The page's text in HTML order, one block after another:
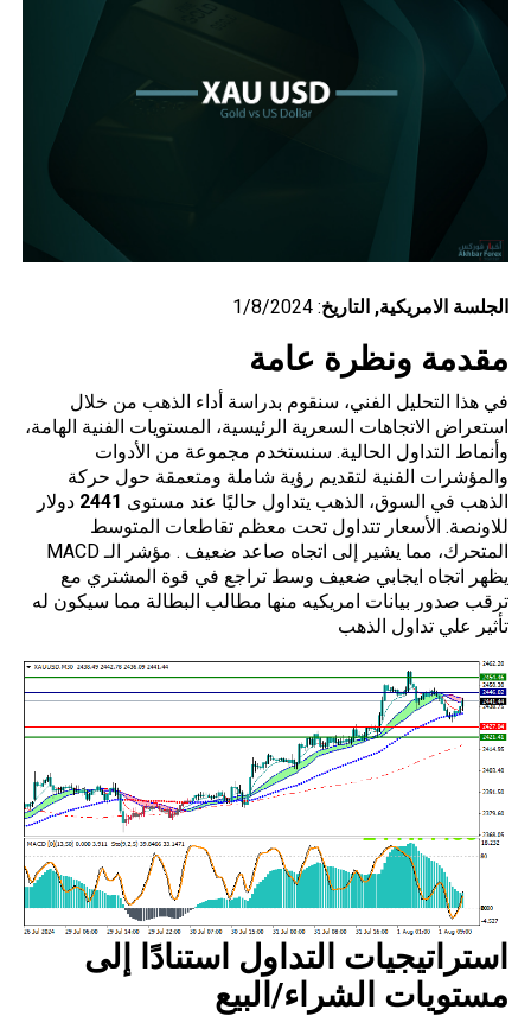
الجلسةالامريكية, التاريخ: 1/8/2024
مقدمة ونظرة عامة
في هذا التحليل الفني، سنقوم بدراسة أداء الذهب من خلال
استعراض الاتجاهات السعرية الرئيسية، المستويات الفنية الهامة،
وأنماط التداول الحالية. سنستخدم مجموعة من الأدوات
والمؤشرات الفنية لتقديم رؤية شاملة ومتعمقة حول حركة
الذهب في السوق، الذهب يتداول حاليًا عند مستوى 2441 دولار
للاونصة. الأسعار تتداول تحت معظم تقاطعات المتوسط
المتحرك، مما يشير إلى اتجاه صاعد ضعيف . مؤشر الـ MACD
يظهر اتجاه ايجابي ضعيف وسط تراجع في قوة المشتري مع
ترقب صدور بيانات امريكيه منها مطالب البطالة مما سيكون له
تأثير علي تداول الذهب
استراتيجيات التداول استنادًا إلى
مستويات الشراء/البيع